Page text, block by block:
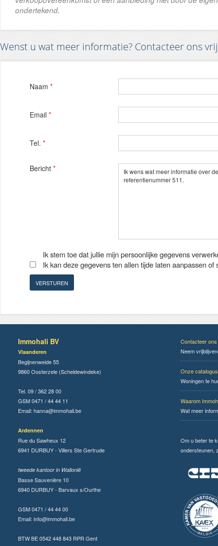
ondertekend.
Wenst u wat meer informatie? Contacteer ons
Naam *
Email *
Tel. *
Bericht *
Ik stem toe dat jullie mijn persoonlijke gegevens
Ik kan deze gegevens ten allen tijde laten aanpassen of
Immohali BV
Vlaanderen
Begijnenweide 55
9860 Oosterzele (Scheldewindeke)
Tel. 09 / 362 28 00
GSM 0471 / 44 44 11
Email: hanna@immohali.be
Ardennen
Rue du Sawheux 12
6941 DURBUY - Villers Ste Gertrude
tweede kantoor in Wallonië
Basse Sauvenière 10
6940 DURBUY - Barvaux s/Ourthe
GSM 0471 / 44 44 00
Email: info@immohali.be
BTW BE 0542 448 843 RPR Gent
Contacteer ons
Neem
Onze catalogus
Woningen te
Waarom
Wat meer
Om u beter te
ondersteunen,